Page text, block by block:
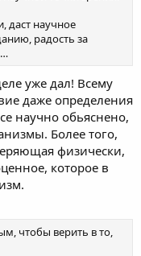
даст научное
радость за
уже дал! Всему
даже определения
научно обьяснено,
Более того,
физически,
которое в
чтобы верить в то,